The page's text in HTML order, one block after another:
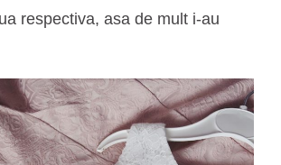
respectiva, asa de mult i-au